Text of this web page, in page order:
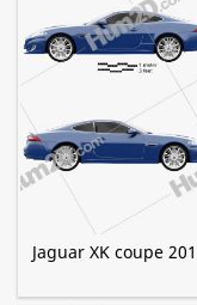
Jaguar XK coupe